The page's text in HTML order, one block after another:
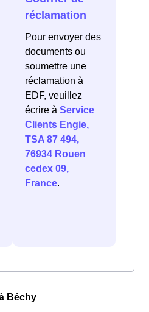
réclamation
Pour envoyer des
documents ou
soumettre une
réclamation à
EDF, veuillez
écrire à Service
Clients Engie,
TSA 87 494,
76934 Rouen
cedex 09,
France.
Béchy